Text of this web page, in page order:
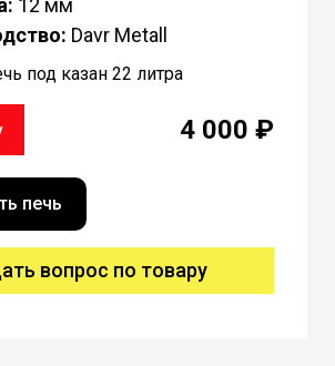
Davr Metall
под казан 22 литра
4 000 ₽
печь
вопрос по товару